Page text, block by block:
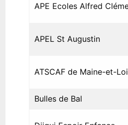
APE Ecoles Alfred
APEL St Augustin
ATSCAF de Maine-et-
Bulles de Bal